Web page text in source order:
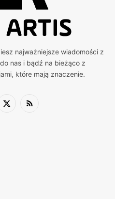
najważniejsze wiadomości z
nas i bądź na bieżąco z
które mają znaczenie.
X
RSS